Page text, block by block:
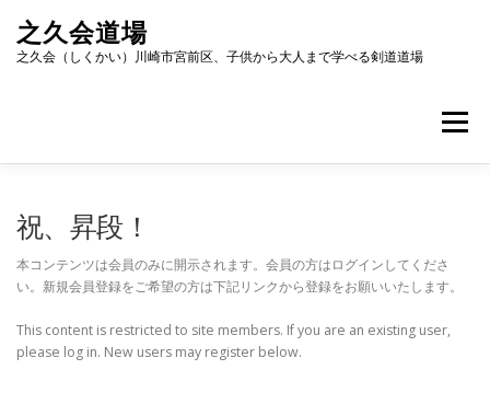
キ
之久会道場
之久会（しくかい）川崎市宮前区、子供から大人まで学べる剣道道場
メニュー
会員募集 アクセス お問い合わせ
祝、昇段！
本コンテンツは会員のみに開示されます。会員の方はログインしてくださ
い。新規会員登録をご希望の方は下記リンクから登録をお願いいたします。
This content is restricted to site members. If you are an existing user,
please log in. New users may register below.